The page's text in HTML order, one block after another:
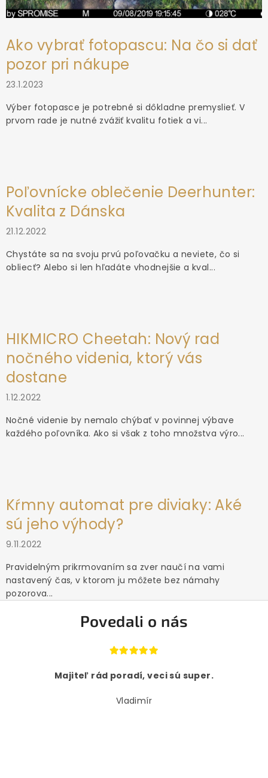
Ako vybrať fotopascu: Na čo si dať
pozor pri nákupe
23.1.2023
Výber fotopasce je potrebné si dôkladne premyslieť. V
prvom rade je nutné zvážiť kvalitu fotiek a vi...
Poľovnícke oblečenie Deerhunter:
Kvalita z Dánska
21.12.2022
Chystáte sa na svoju prvú poľovačku a neviete, čo si
obliecť? Alebo si len hľadáte vhodnejšie a kval...
HIKMICRO Cheetah: Nový rad
nočného videnia, ktorý vás
dostane
1.12.2022
Nočné videnie by nemalo chýbať v povinnej výbave
každého poľovníka. Ako si však z toho množstva výro...
Kŕmny automat pre diviaky: Aké
sú jeho výhody?
9.11.2022
Pravidelným prikrmovaním sa zver naučí na vami
nastavený čas, v ktorom ju môžete bez námahy
pozorova...
Povedali o nás
Majiteľ rád poradí, veci sú super.
Vladimír